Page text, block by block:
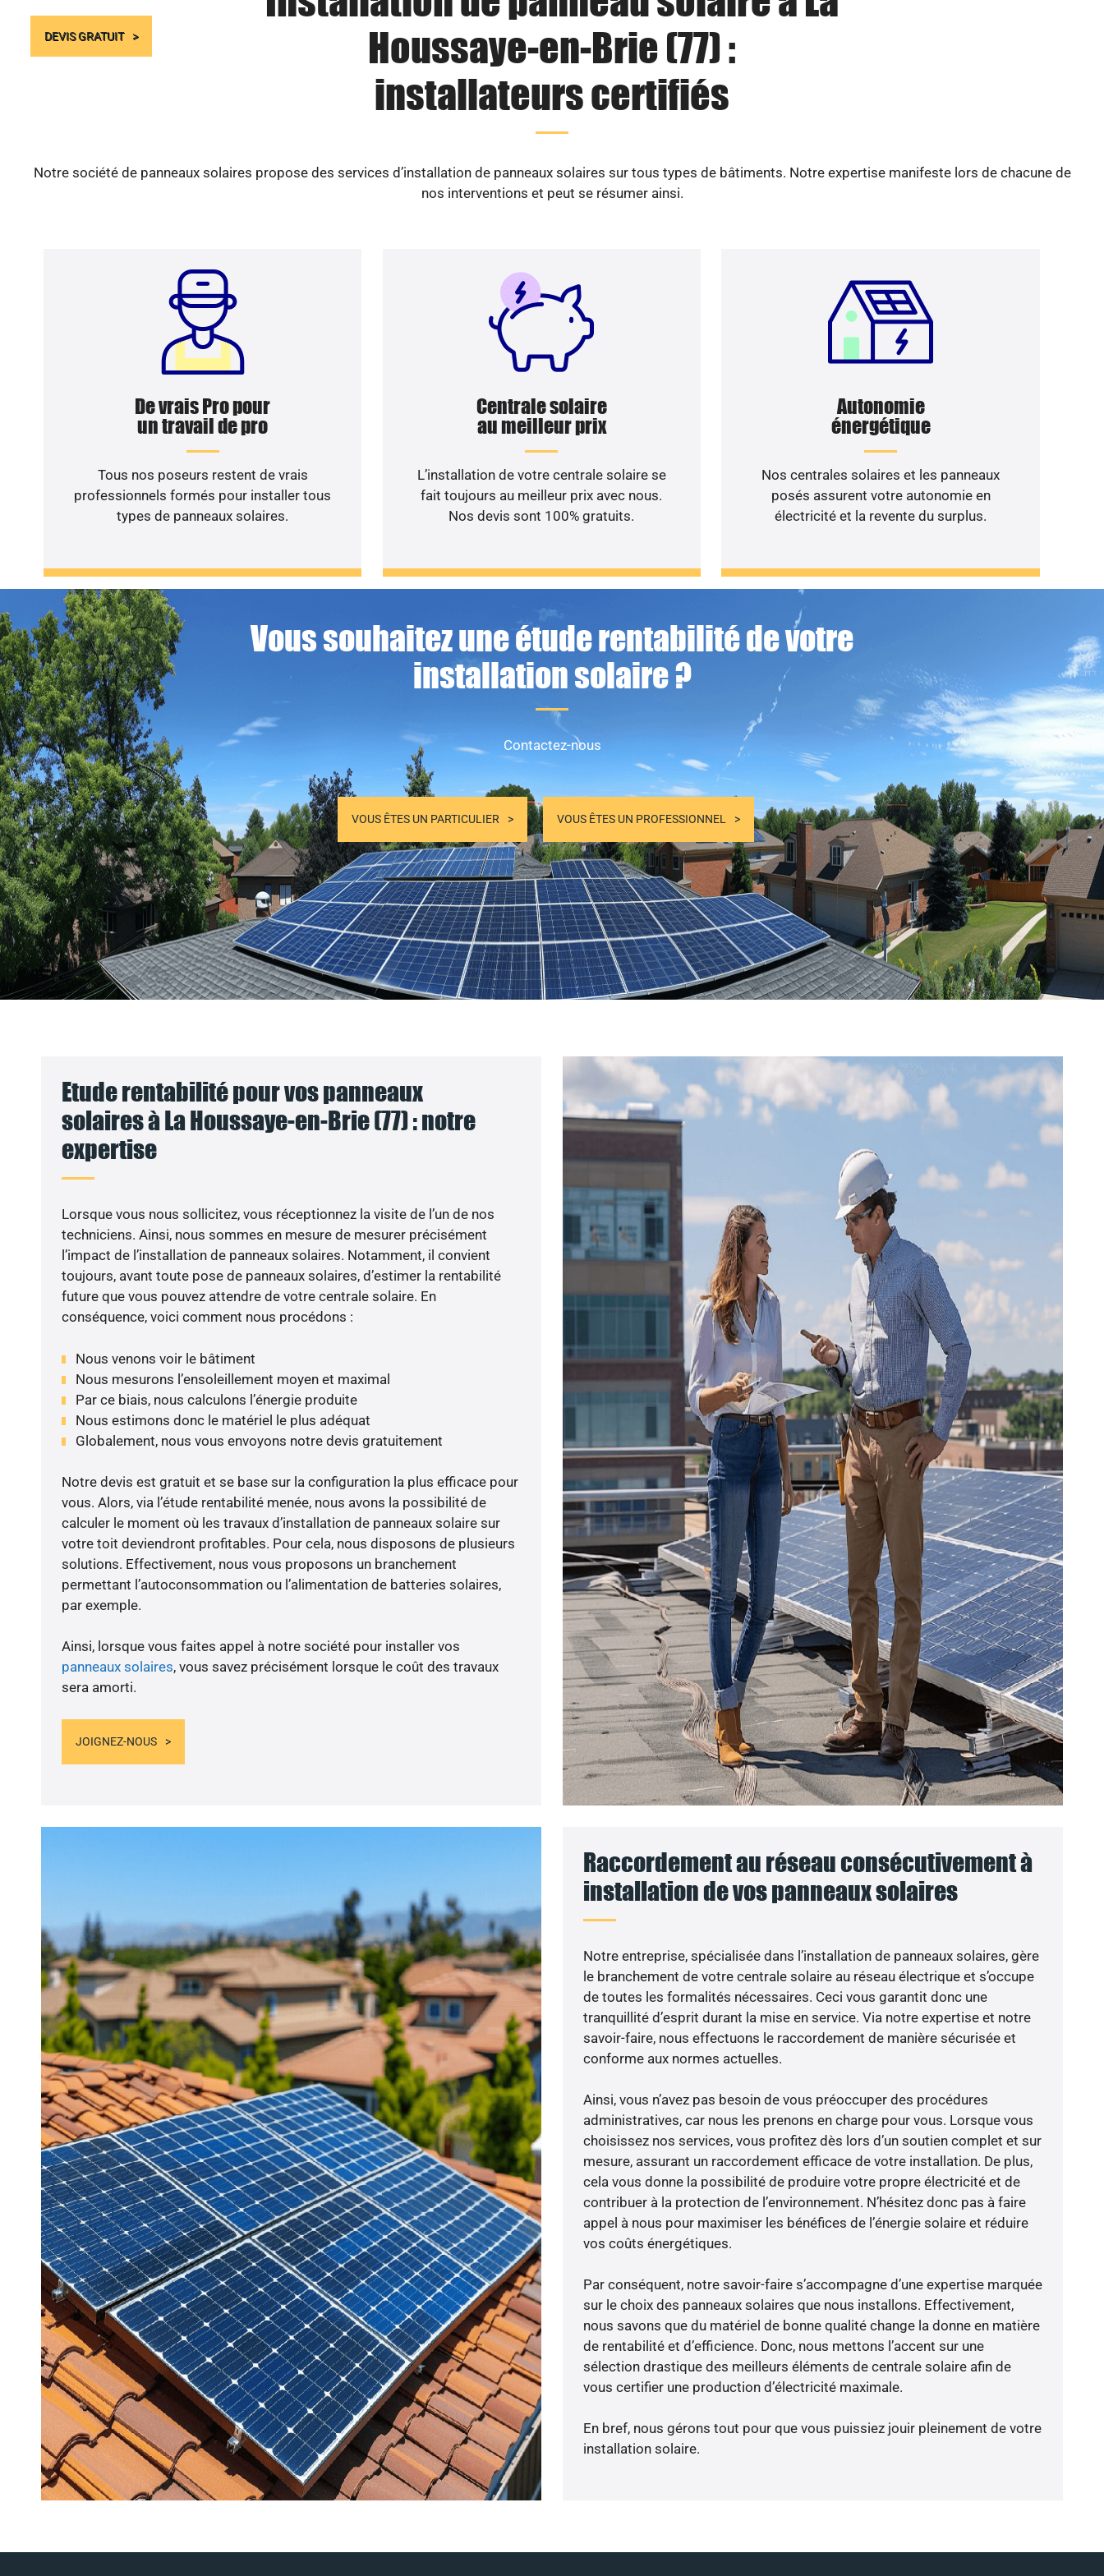
DEVIS GRATUIT
Houssaye-en-Brie (77) :
installateurs certifiés
Notre société de panneaux solaires propose des services d’installation de panneaux solaires sur tous types de bâtiments. Notre expertise manifeste lors de chacune de
nos interventions et peut se résumer ainsi.
De vrais Pro pour
un travail de pro
Tous nos poseurs restent de vrais
professionnels formés pour installer tous
types de panneaux solaires.
Centrale solaire
au meilleur prix
L’installation de votre centrale solaire se
fait toujours au meilleur prix avec nous.
Nos devis sont 100% gratuits.
Autonomie
énergétique
Nos centrales solaires et les panneaux
posés assurent votre autonomie en
électricité et la revente du surplus.
Vous souhaitez une étude rentabilité de votre
installation solaire ?
Contactez-nous
VOUS ÊTES UN PARTICULIER VOUS ÊTES UN PROFESSIONNEL
Etude rentabilité pour vos panneaux
solaires à La Houssaye-en-Brie (77) : notre
expertise
Lorsque vous nous sollicitez, vous réceptionnez la visite de l’un de nos
techniciens. Ainsi, nous sommes en mesure de mesurer précisément
l’impact de l’installation de panneaux solaires. Notamment, il convient
toujours, avant toute pose de panneaux solaires, d’estimer la rentabilité
future que vous pouvez attendre de votre centrale solaire. En
conséquence, voici comment nous procédons :
Nous venons voir le bâtiment
Nous mesurons l’ensoleillement moyen et maximal
Par ce biais, nous calculons l’énergie produite
Nous estimons donc le matériel le plus adéquat
Globalement, nous vous envoyons notre devis gratuitement
Notre devis est gratuit et se base sur la configuration la plus efficace pour
vous. Alors, via l’étude rentabilité menée, nous avons la possibilité de
calculer le moment où les travaux d’installation de panneaux solaire sur
votre toit deviendront profitables. Pour cela, nous disposons de plusieurs
solutions. Effectivement, nous vous proposons un branchement
permettant l’autoconsommation ou l’alimentation de batteries solaires,
par exemple.
Ainsi, lorsque vous faites appel à notre société pour installer vos
panneaux solaires, vous savez précisément lorsque le coût des travaux
sera amorti.
JOIGNEZ-NOUS
Raccordement au réseau consécutivement à
installation de vos panneaux solaires
Notre entreprise, spécialisée dans l’installation de panneaux solaires, gère
le branchement de votre centrale solaire au réseau électrique et s’occupe
de toutes les formalités nécessaires. Ceci vous garantit donc une
tranquillité d’esprit durant la mise en service. Via notre expertise et notre
savoir-faire, nous effectuons le raccordement de manière sécurisée et
conforme aux normes actuelles.
Ainsi, vous n’avez pas besoin de vous préoccuper des procédures
administratives, car nous les prenons en charge pour vous. Lorsque vous
choisissez nos services, vous profitez dès lors d’un soutien complet et sur
mesure, assurant un raccordement efficace de votre installation. De plus,
cela vous donne la possibilité de produire votre propre électricité et de
contribuer à la protection de l’environnement. N’hésitez donc pas à faire
appel à nous pour maximiser les bénéfices de l’énergie solaire et réduire
vos coûts énergétiques.
Par conséquent, notre savoir-faire s’accompagne d’une expertise marquée
sur le choix des panneaux solaires que nous installons. Effectivement,
nous savons que du matériel de bonne qualité change la donne en matière
de rentabilité et d’efficience. Donc, nous mettons l’accent sur une
sélection drastique des meilleurs éléments de centrale solaire afin de
vous certifier une production d’électricité maximale.
En bref, nous gérons tout pour que vous puissiez jouir pleinement de votre
installation solaire.